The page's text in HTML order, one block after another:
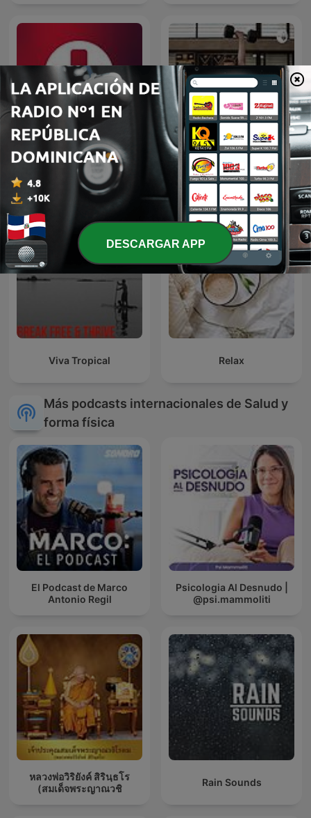
Red Cristiana Guate EL DEPORTE
Viva Tropical Relax
Más podcasts internacionales de Salud y
forma física
El Podcast de Marco
Antonio Regil
Psicologia Al Desnudo |
@psi.mammoliti
หลวงพ่อวิริยังค์ สิรินฺธโร
(สมเด็จพระญาณวชิ
Rain Sounds
DESCARGAR APP